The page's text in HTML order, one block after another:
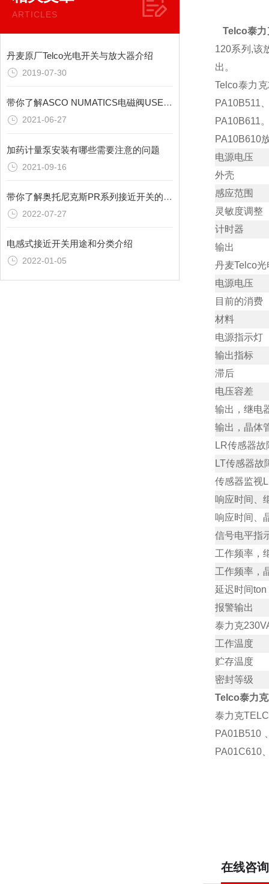
ARTICLES
丹麦原厂Telco光电开关与放大器介绍
2019-07-30
带你了解ASCO NUMATICS电磁阀USE257A002
2021-06-27
加药计量泵安装有哪些需要注意的问题
2021-09-16
带你了解奥托尼克斯PR系列接近开关的主要功能
2022-07-27
电感式接近开关用途和分类介绍
2022-01-05
Telco泰力
120系列,该
出。
Telco泰力
PA10B511
PA10B611
PA10B610
电源电压
外壳
感应范围
灵敏度调整
计时器
输出
丹麦Telco
电源电压
目前的消费
材料
电源指示灯
输出指标
滞后
电压容差
输出，继电
输出，晶体
LR传感器
LT传感器故
传感器监视
响应时间、
响应时间、
信号电平指
工作频率，
工作频率，
延迟时间ton
报警输出
泰力克
工作温度
贮存温度
密封等级
Telco泰力
泰力克
PA01C610
在线咨询